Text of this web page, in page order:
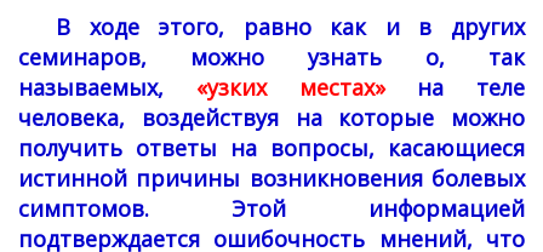
В ходе этого, равно как и в других
семинаров, можно узнать о, так
называемых, «узких местах»на теле
человека, воздействуя на которые можно
получить ответы на вопросы, касающиеся
истинной причины возникновения болевых
симптомов. Этой информацией
подтверждается ошибочность мнений, что